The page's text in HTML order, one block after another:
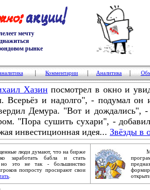
мечту
рынке
Комментарии Аналитика
Хазин посмотрел в окно и
Всерьёз и надолго", - подумал он
Демура. "Вот и дождались",
"Пора сушить сухари", -
инвестиционная идея... Звёзды в
люди думают, что на бирже
заработать бабла и стать
это не так - большинство
попросту просирают свои